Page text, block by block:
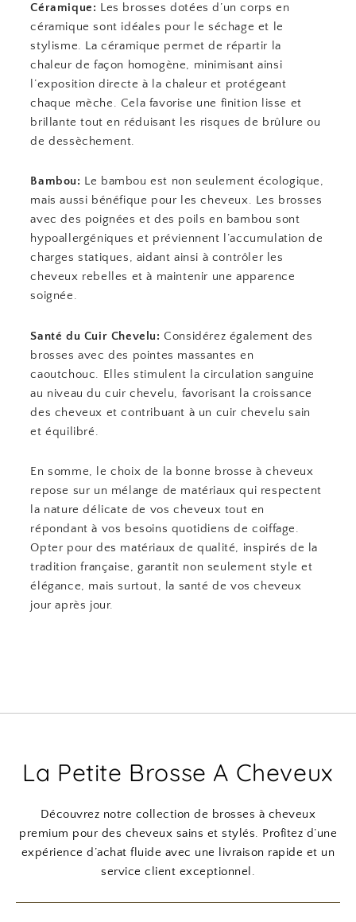
Céramique: Les brosses dotées d’un corps en
céramique sont idéales pour le séchage et le
stylisme. La céramique permet de répartir la
chaleur de façon homogène, minimisant ainsi
l’exposition directe à la chaleur et protégeant
chaque mèche. Cela favorise une finition lisse et
brillante tout en réduisant les risques de brûlure ou
de dessèchement.
Bambou: Le bambou est non seulement écologique,
mais aussi bénéfique pour les cheveux. Les brosses
avec des poignées et des poils en bambou sont
hypoallergéniques et préviennent l’accumulation de
charges statiques, aidant ainsi à contrôler les
cheveux rebelles et à maintenir une apparence
soignée.
Santé du Cuir Chevelu: Considérez également des
brosses avec des pointes massantes en
caoutchouc. Elles stimulent la circulation sanguine
au niveau du cuir chevelu, favorisant la croissance
des cheveux et contribuant à un cuir chevelu sain
et équilibré.
En somme, le choix de la bonne brosse à cheveux
repose sur un mélange de matériaux qui respectent
la nature délicate de vos cheveux tout en
répondant à vos besoins quotidiens de coiffage.
Opter pour des matériaux de qualité, inspirés de la
tradition française, garantit non seulement style et
élégance, mais surtout, la santé de vos cheveux
jour après jour.
La Petite Brosse A Cheveux
Découvrez notre collection de brosses à cheveux
premium pour des cheveux sains et stylés. Profitez d’une
expérience d’achat fluide avec une livraison rapide et un
service client exceptionnel.